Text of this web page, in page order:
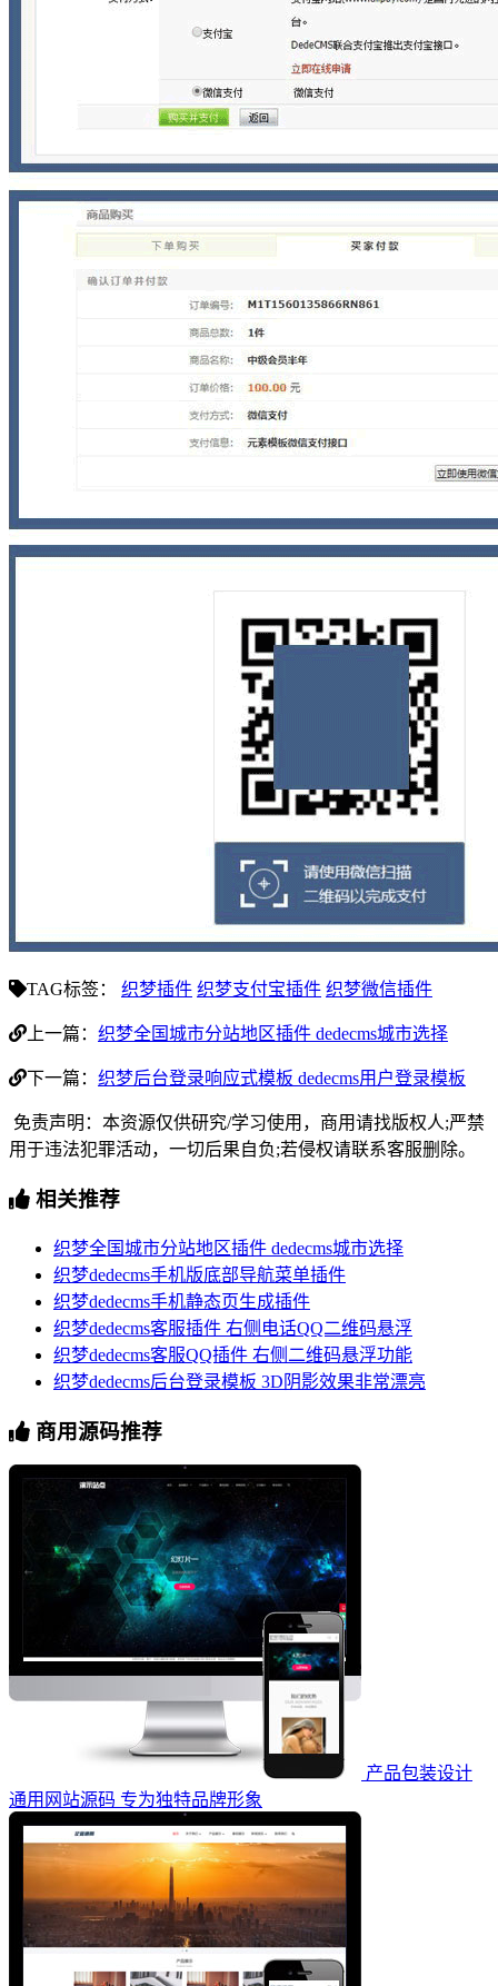
TAG标签： 织梦插件 织梦支付宝插件 织梦微信插件
上一篇： 织梦全国城市分站地区插件 dedecms城市选择
下一篇： 织梦后台登录响应式模板 dedecms用户登录模板
免责声明：本资源仅供研究/学习使用，商用请找版权人;严禁
用于违法犯罪活动，一切后果自负;若侵权请联系客服删除。
相关推荐
织梦全国城市分站地区插件 dedecms城市选择
织梦dedecms手机版底部导航菜单插件
织梦dedecms手机静态页生成插件
织梦dedecms客服插件 右侧电话QQ二维码悬浮
织梦dedecms客服QQ插件 右侧二维码悬浮功能
织梦dedecms后台登录模板 3D阴影效果非常漂亮
商用源码推荐
产品包装设计
通用网站源码 专为独特品牌形象